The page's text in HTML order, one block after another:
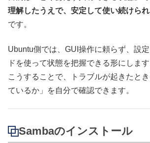
理解したうえで、安定して使い続けら
です。
Ubuntu側では、GUI操作に頼らず、設
ドを使って状態を把握できる形にします
こうすることで、トラブルが起きたと
ているか」を自分で確認できます。
Sambaのインストール